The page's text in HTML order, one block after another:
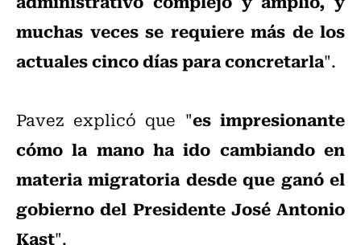
muchas veces se requiere más de los
actuales cinco días para concretarla".
Pavez explicó que "es impresionante
cómo la mano ha ido cambiando en
materia migratoria desde que ganó el
gobierno del Presidente José Antonio
Kast".